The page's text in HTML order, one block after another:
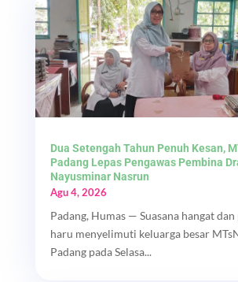
Dua Setengah Tahun Penuh Kesan,
Padang Lepas Pengawas Pembina
Nayusminar Nasrun
Agu 4, 2026
Padang, Humas — Suasana hangat
haru menyelimuti keluarga besar
Padang pada Selasa...